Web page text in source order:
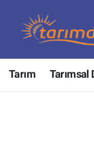
Tarım Tarımsal
Tarım
Hayvancılık
Nöbetçi
Hava Durumu